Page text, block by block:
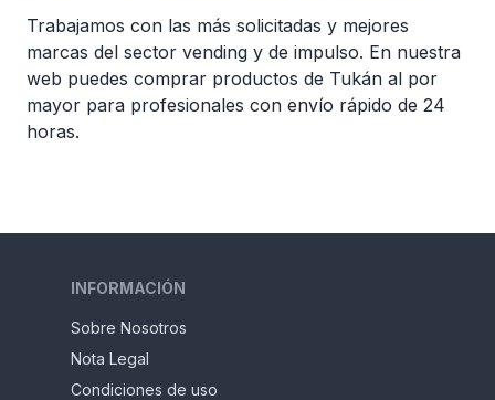
Trabajamos con las más solicitadas y mejores
marcas del sector vending y de impulso. En nuestra
web puedes comprar productos de Tukán al por
mayor para profesionales con envío rápido de 24
horas.
INFORMACIÓN
Sobre Nosotros
Nota Legal
Condiciones de uso